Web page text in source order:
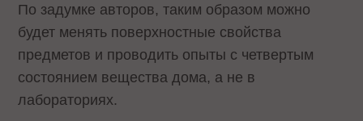
По задумке авторов, таким образом можно
будет менять поверхностные свойства
предметов и проводить опыты с четвертым
состоянием вещества дома, а не в
лабораториях.